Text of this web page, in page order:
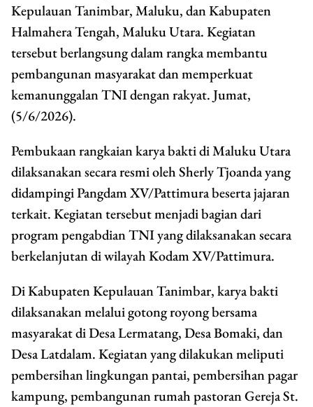
Kepulauan Tanimbar, Maluku, dan Kabupaten
Halmahera Tengah, Maluku Utara. Kegiatan
tersebut berlangsung dalam rangka membantu
pembangunan masyarakat dan memperkuat
kemanunggalan TNI dengan rakyat. Jumat,
(5/6/2026).
Pembukaan rangkaian karya bakti di Maluku Utara
dilaksanakan secara resmi oleh Sherly Tjoanda yang
didampingi Pangdam XV/Pattimura beserta jajaran
terkait. Kegiatan tersebut menjadi bagian dari
program pengabdian TNI yang dilaksanakan secara
berkelanjutan di wilayah Kodam XV/Pattimura.
Di Kabupaten Kepulauan Tanimbar, karya bakti
dilaksanakan melalui gotong royong bersama
masyarakat di Desa Lermatang, Desa Bomaki, dan
Desa Latdalam. Kegiatan yang dilakukan meliputi
pembersihan lingkungan pantai, pembersihan pagar
kampung, pembangunan rumah pastoran Gereja St.